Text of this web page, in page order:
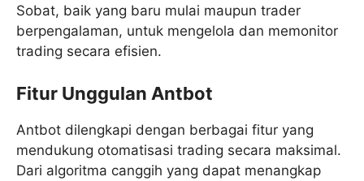
Sobat, baik yang baru mulai maupun trader
berpengalaman, untuk mengelola dan memonitor
trading secara efisien.
Fitur Unggulan Antbot
Antbot dilengkapi dengan berbagai fitur yang
mendukung otomatisasi trading secara maksimal.
Dari algoritma canggih yang dapat menangkap